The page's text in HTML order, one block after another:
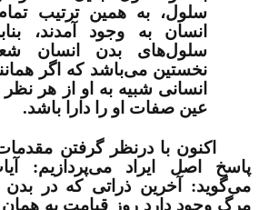
سلول، به همین ترتیب
انسان به وجود آمدند،
سلول‌های بدن انسان
نخستین می‌باشد که اگر
انسانی شبیه به او از هر
عین صفات او را دارا باشد.
اکنون با درنظر گرفتن
پاسخ اصل ایراد می‌پردازیم:
می‌گوید: آخرین ذراتی که در بدن
مرگ وجود دارد روز قیامت به همان